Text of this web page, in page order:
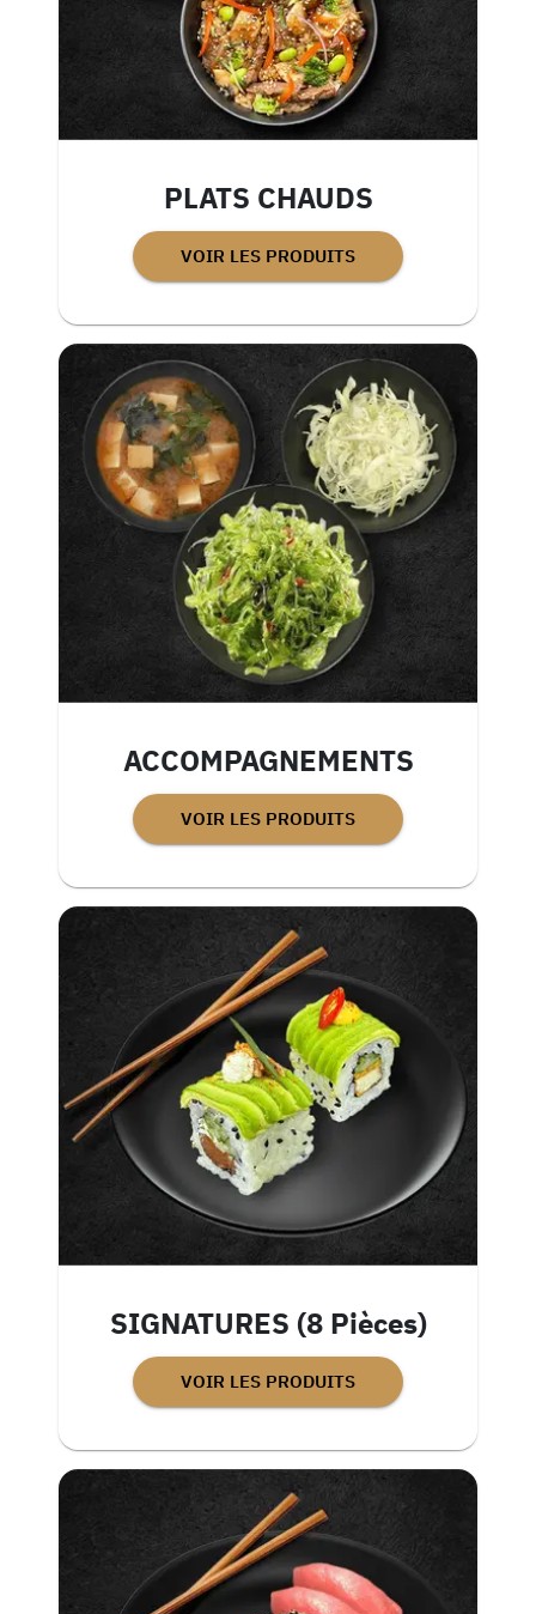
PLATS CHAUDS
VOIR LES PRODUITS
ACCOMPAGNEMENTS
VOIR LES PRODUITS
SIGNATURES (8 Pièces)
VOIR LES PRODUITS